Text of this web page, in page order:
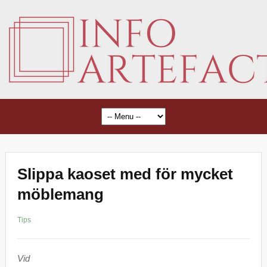
Slippa kaoset med för mycket
möblemang
Tips
Vid